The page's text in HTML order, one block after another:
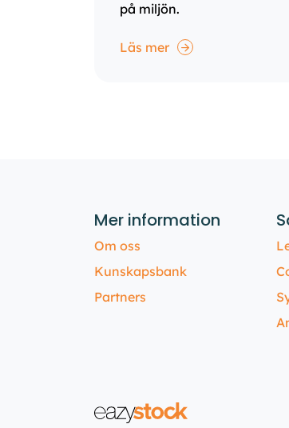
på miljön.
Läs mer
Mer information
Om oss
Kunskapsbank
Partners